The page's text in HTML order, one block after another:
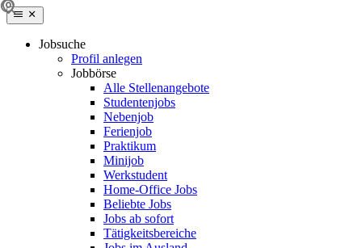
Jobsuche
Profil anlegen
Jobbörse
Alle Stellenangebote
Studentenjobs
Nebenjob
Ferienjob
Praktikum
Minijob
Werkstudent
Home-Office Jobs
Beliebte Jobs
Jobs ab sofort
Tätigkeitsbereiche